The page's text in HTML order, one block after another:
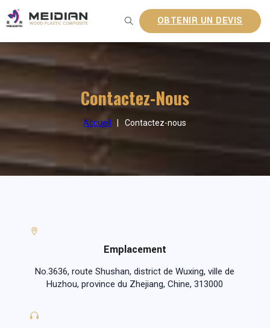
OBTENIR UN DEVIS
Contactez-Nous
Accueil Contactez-nous
Emplacement
No.3636, route Shushan, district de Wuxing, ville de
Huzhou, province du Zhejiang, Chine, 313000